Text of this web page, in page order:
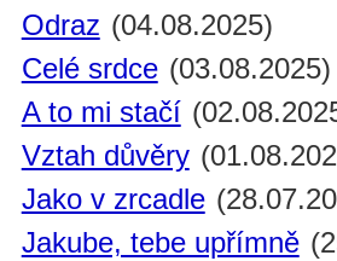
Odraz (04.08.2025)
Celé srdce (03.08.2025)
A to mi stačí
Vztah důvěry
Jako v zrcadle
Jakube, tebe upřímně